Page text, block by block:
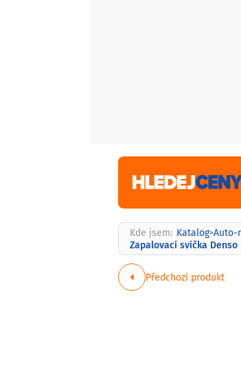
Kde jsem: Katalog>Auto-
Zapalovací svíčka Denso
Předchozí produkt